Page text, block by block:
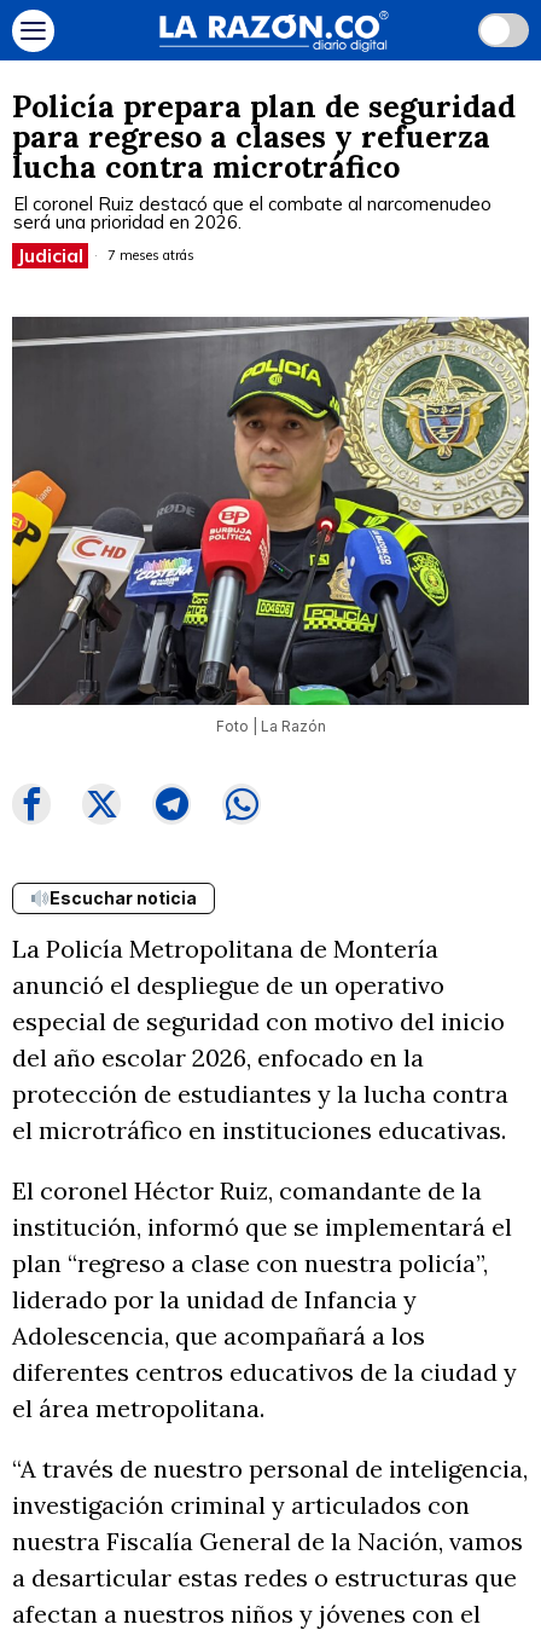
Policía prepara plan de seguridad
para regreso a clases y refuerza
lucha contra microtráfico
El coronel Ruiz destacó que el combate al narcomenudeo
será una prioridad en 2026.
Judicial 7 meses atrás
Foto | La Razón
Escuchar noticia
La Policía Metropolitana de Montería
anunció el despliegue de un operativo
especial de seguridad con motivo del inicio
del año escolar 2026, enfocado en la
protección de estudiantes y la lucha contra
el microtráfico en instituciones educativas.
El coronel Héctor Ruiz, comandante de la
institución, informó que se implementará el
plan “regreso a clase con nuestra policía”,
liderado por la unidad de Infancia y
Adolescencia, que acompañará a los
diferentes centros educativos de la ciudad y
el área metropolitana.
“A través de nuestro personal de inteligencia,
investigación criminal y articulados con
nuestra Fiscalía General de la Nación, vamos
a desarticular estas redes o estructuras que
afectan a nuestros niños y jóvenes con el